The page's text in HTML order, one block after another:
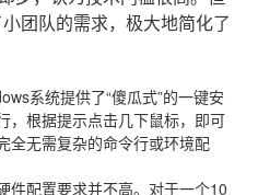
团队的需求，极大地简化了
系统提供了“傻瓜式”的一键安
，根据提示点击几下鼠标，即可
全无需复杂的命令行或环境配
件配置要求并不高。对于一个10